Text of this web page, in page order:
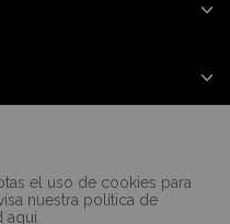
el uso de cookies para
nuestra política de
aquí.
Casa